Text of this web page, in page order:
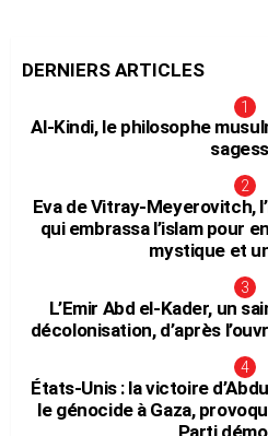
DERNIERS ARTICLES
Al-Kindi, le philosophe
Eva de Vitray-Meyerovitch,
qui embrassa l’islam pour
mystique et
L’Emir Abd el-Kader, un
décolonisation, d’après
États-Unis : la victoire
le génocide à Gaza,
Parti